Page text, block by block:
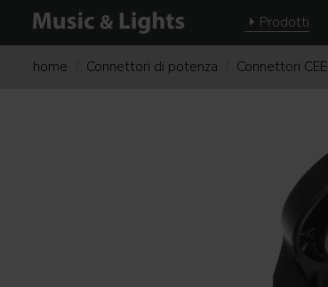
Prodotti
home Connettori di potenza Connettori CEE